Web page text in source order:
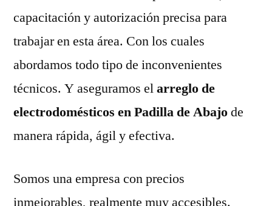
capacitación y autorización precisa para
trabajar en esta área. Con los cuales
abordamos todo tipo de inconvenientes
técnicos. Y aseguramos elarreglo de
electrodomésticos en Padilla de Abajode
manera rápida, ágil y efectiva.
Somos una empresa con precios
inmejorables, realmente muy accesibles.